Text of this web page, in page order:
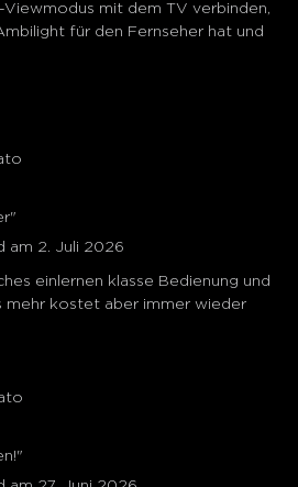
mit dem TV verbinden,
für den Fernseher hat und
am 2. Juli 2026
einlernen klasse Bedienung und
mehr kostet aber immer wieder